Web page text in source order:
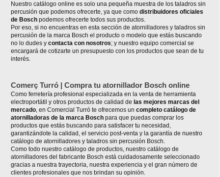
Nuestro catálogo online es solo una pequeña muestra de los taladros sin
percusión que podemos ofrecerte, ya que comodistribuidores oficiales
de Bosch podemos ofrecerte todos sus productos.
Por eso, si no encuentras en esta sección de atornilladores y taladros sin
percusión de la marca Bosch el producto o modelo que estás buscando
no lo dudes ycontacta con nosotros; y nuestro equipo comercial se
encargará de cotizarte un presupuesto con los productos que sean de tu
interés.
Comerç Turró | Compra tu atornillador Bosch online
Como ferretería profesional especializada en la venta de herramienta
electroportátil y otros productos de calidad de las mejores marcas del
mercado, en Comercial Turró te ofrecemos uncompleto catálogo de
atornilladoras de la marca Bosch para que puedas comprar los
productos que estás buscando para satisfacer tu necesidad,
garantizándote la calidad, el servicio post-venta y la garantía de nuestro
catálogo de atornilladores y taladros sin percusión Bosch.
Como todo nuestro catálogo de productos, nuestro catálogo de
atornilladores del fabricante Bosch está cuidadosamente seleccionado
gracias a nuestra trayectoria, nuestra experiencia y el gran número de
clientes profesionales que nos brindan su opinión.